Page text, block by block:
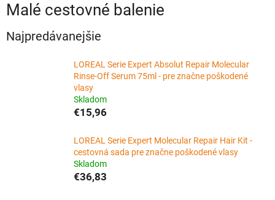
Malé cestovné balenie
Najpredávanejšie
LOREAL Serie Expert Absolut Repair Molecular
Rinse-Off Serum 75ml - pre značne poškodené
vlasy
Skladom
€15,96
LOREAL Serie Expert Molecular Repair Hair Kit -
cestovná sada pre značne poškodené vlasy
Skladom
€36,83